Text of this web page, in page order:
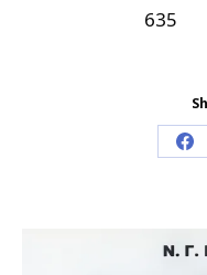
635